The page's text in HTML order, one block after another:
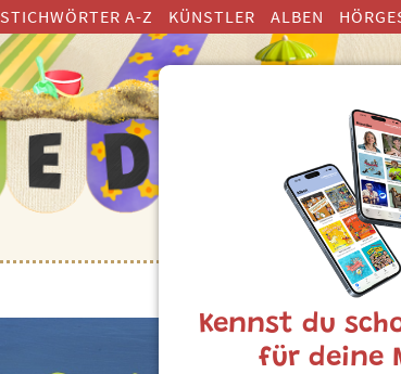
STICHWÖRTER A-Z KÜNSTLER ALBEN
Kennst du
für deine